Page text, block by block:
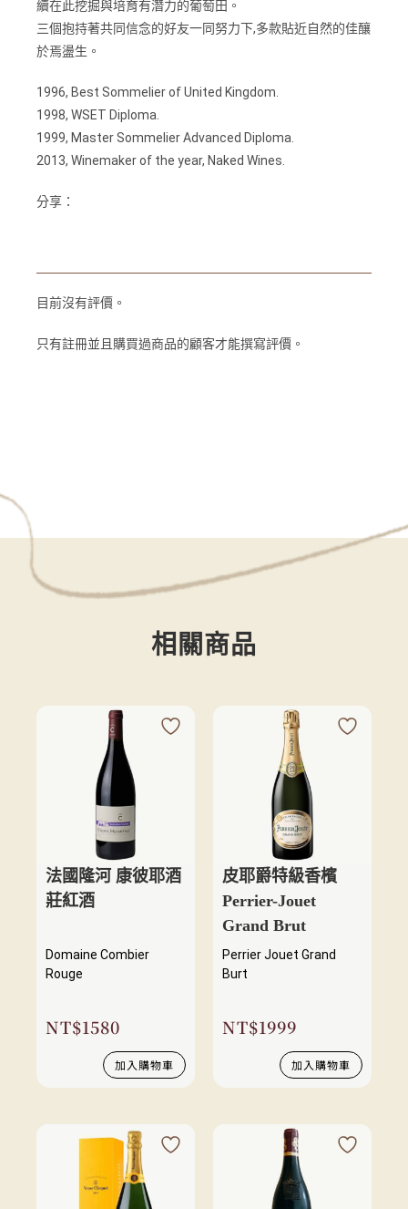
續在此挖掘與培育有潛力的葡萄田。
三個抱持著共同信念的好友一同努力下,多款貼近自然的佳釀
於焉盪生。
1996, Best Sommelier of United Kingdom.
1998, WSET Diploma.
1999, Master Sommelier Advanced Diploma.
2013, Winemaker of the year, Naked Wines.
分享：
目前沒有評價。
只有註冊並且購買過商品的顧客才能撰寫評價。
相關商品
法國隆河 康彼耶酒
莊紅酒
Domaine Combier
Rouge
NT$1580
加入購物車
皮耶爵特級香檳
Perrier-Jouet
Grand Brut
Perrier Jouet Grand
Burt
NT$1999
加入購物車